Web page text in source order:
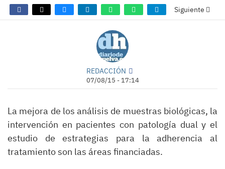
Siguiente
REDACCIÓN
07/08/15 - 17:14
La mejora de los análisis de muestras biológicas, la
intervención en pacientes con patología dual y el
estudio de estrategias para la adherencia al
tratamiento son las áreas financiadas.